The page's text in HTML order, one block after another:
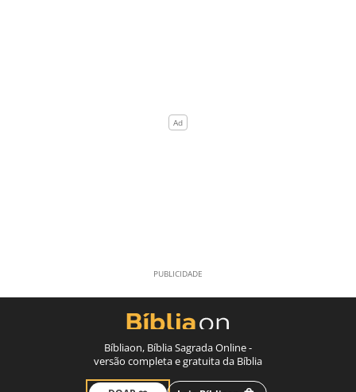
Bíbliaon, Bíblia Sagrada Online -
versão completa e gratuita da Bíblia